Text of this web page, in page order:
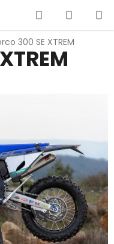
Hledat
KOŠÍK
300 SE XTREM